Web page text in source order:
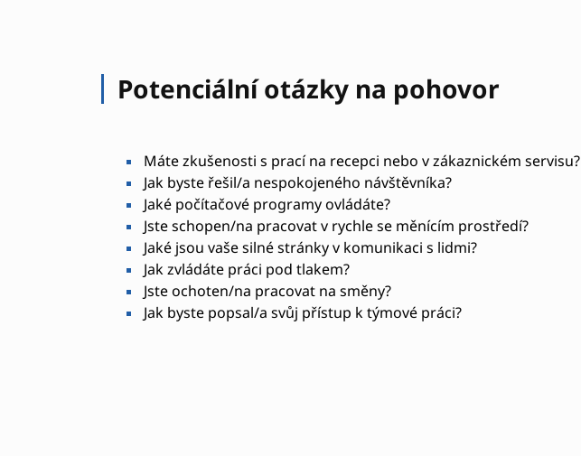
Potenciální otázky na pohovor
Máte zkušenosti s prací na recepci nebo v zákaznickém servisu?
Jak byste řešil/a nespokojeného návštěvníka?
Jaké počítačové programy ovládáte?
Jste schopen/na pracovat v rychle se měnícím prostředí?
Jaké jsou vaše silné stránky v komunikaci s lidmi?
Jak zvládáte práci pod tlakem?
Jste ochoten/na pracovat na směny?
Jak byste popsal/a svůj přístup k týmové práci?